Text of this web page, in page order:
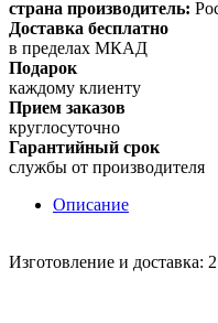
страна производитель:
Доставка бесплатно
в пределах МКАД
Подарок
каждому клиенту
Прием заказов
круглосуточно
Гарантийный срок
службы от производителя
Описание
Изготовление и доставка: